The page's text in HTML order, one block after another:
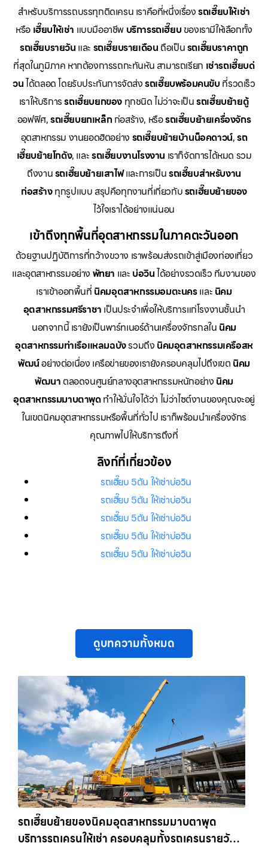
สำหรับบริการรถบรรทุกติดเครน เราคือที่หนึ่งเรื่องรถเฮี๊ยบให้เช่า
หรือ เฮี๊ยบให้เช่า แบบมืออาชีพ บริการรถเฮี๊ยบ ของเรามีให้เลือกทั้ง
รถเฮี๊ยบรายวัน และ รถเฮี๊ยบรายเดือน ถือเป็นรถเฮี๊ยบราคาถูก
ที่สุดในภูมิภาค หากต้องการรถกะทันหัน สามารถเรียก เช่ารถเฮี๊ยบด่
วนได้ตลอด โดยรับประกันการจัดส่งรถเฮี๊ยบพร้อมคนขับ ที่รวดเร็ว
เราให้บริการรถเฮี๊ยบยกของ ทุกชนิด ไม่ว่าจะเป็นรถเฮี๊ยบย้ายตู้
ออฟฟิศ,รถเฮี๊ยบยกเหล็กก่อสร้าง, หรือรถเฮี๊ยบย้ายเครื่องจักร
อุตสาหกรรม งานยอดฮิตอย่าง รถเฮี๊ยบย้ายบ้านน็อคดาวน์,รถ
เฮี๊ยบย้ายโกดัง, และรถเฮี๊ยบงานโรงงาน เราก็จัดการได้หมด รวม
ถึงงานรถเฮี๊ยบย้ายเสาไฟและการเป็นรถเฮี๊ยบสำหรับงาน
ก่อสร้างทุกรูปแบบ สรุปคือทุกงานที่เกี่ยวกับรถเฮี๊ยบย้ายของ
ไว้ใจเราได้อย่างแน่นอน
เข้าถึงทุกพื้นที่อุตสาหกรรมในภาคตะวันออก
ด้วยฐานปฏิบัติการที่กว้างขวาง เราพร้อมส่งรถเข้าสู่เมืองท่องเที่ยว
และอุตสาหกรรมอย่าง พัทยา และ บ่อวินได้อย่างรวดเร็ว ทีมงานของ
เราเข้าออกพื้นที่ นิคมอุตสาหกรรมอมตะนครและ นิคม
อุตสาหกรรมศรีราชา เป็นประจำเพื่อให้บริการแก่โรงงานชั้นนำ
นอกจากนี้ เรายังเป็นพาร์ทเนอร์ด้านเครื่องจักรกลใน นิคม
อุตสาหกรรมท่าเรือแหลมฉบังรวมถึง นิคมอุตสาหกรรมเครือสห
พัฒน์อย่างต่อเนื่อง เครือข่ายของเรายังครอบคลุมไปถึงเขต นิคม
พัฒนา ตลอดจนศูนย์กลางอุตสาหกรรมหนักอย่าง นิคม
อุตสาหกรรมมาบตาพุดทำให้มั่นใจได้ว่า ไม่ว่าไซต์งานของคุณจะอยู่
ในเขตนิคมอุตสาหกรรมหรือพื้นที่ทั่วไป เราก็พร้อมนำเครื่องจักร
คุณภาพไปให้บริการถึงที่
ลิงก์ที่เกี่ยวข้อง
รถเฮี๊ยบ 5ตัน ให้เช่าบ่อวิน
รถเฮี๊ยบ 5ตัน ให้เช่าบ่อวิน
รถเฮี๊ยบ 5ตัน ให้เช่าบ่อวิน
รถเฮี๊ยบ 5ตัน ให้เช่าบ่อวิน
รถเฮี๊ยบ 5ตัน ให้เช่าบ่อวิน
ดูบทความทั้งหมด
รถเฮี๊ยบย้ายของนิคมอุตสาหกรรมมาบตาพุด
บริการรถเครนให้เช่า ครอบคลุมทั้งรถเครนรายวัน